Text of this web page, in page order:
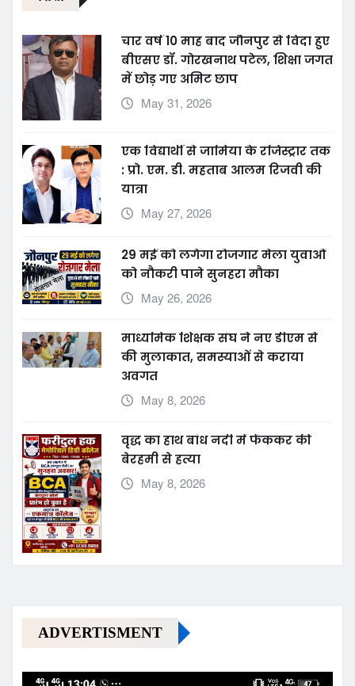
चार वर्ष 10 माह बाद जौनपुर से विदा हुए
बीएसए डॉ. गोरखनाथ पटेल, शिक्षा जगत
में छोड़ गए अमिट छाप
May 31, 2026
एक विद्यार्थी से जामिया के रजिस्ट्रार तक
: प्रो. एम. डी. महताब आलम रिजवी की
यात्रा
May 27, 2026
29 मई को लगेगा रोजगार मेला युवाओं
को नौकरी पाने सुनहरा मौका
May 26, 2026
माध्यमिक शिक्षक संघ ने नए डीएम से
की मुलाकात, समस्याओं से कराया
अवगत
May 8, 2026
वृद्ध का हाथ बांध नदी में फेंककर की
बेरहमी से हत्या
May 8, 2026
ADVERTISMENT